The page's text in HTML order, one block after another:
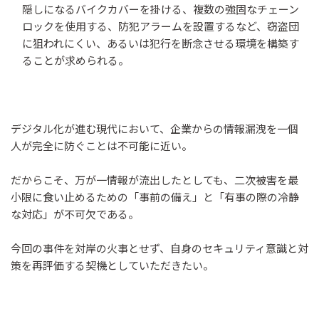
隠しになるバイクカバーを掛ける、複数の強固なチェーン
ロックを使用する、防犯アラームを設置するなど、窃盗団
に狙われにくい、あるいは犯行を断念させる環境を構築す
ることが求められる。
デジタル化が進む現代において、企業からの情報漏洩を一個
人が完全に防ぐことは不可能に近い。
だからこそ、万が一情報が流出したとしても、二次被害を最
小限に食い止めるための「事前の備え」と「有事の際の冷静
な対応」が不可欠である。
今回の事件を対岸の火事とせず、自身のセキュリティ意識と対
策を再評価する契機としていただきたい。